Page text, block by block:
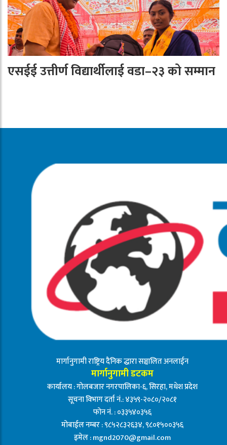
एसईई उत्तीर्ण विद्यार्थीलाई वडा–२३ को सम्मान
मार्गानुगामी राष्ट्रिय दैनिक द्धारा सञ्चालित अनलाईन
मार्गानुगामी डटकम
कार्यालय : गोलबजार नगरपालिका-६, सिरहा, मधेश प्रदेश
सूचना विभाग दर्ता नं.: ४३५९-२०८०/२०८१
फोन नं. : ०३३५४०३५६
मोबाईल नम्बर : ९८५२८३२६३४, ९८०१५००३५६
इमेल :mgnd2070@gmail.com